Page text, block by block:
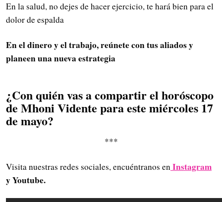
En la salud, no dejes de hacer ejercicio, te hará bien para el
dolor de espalda
En el dinero y el trabajo, reúnete con tus aliados y
planeen una nueva estrategia
¿Con quién vas a compartir el horóscopo
de Mhoni Vidente para este miércoles 17
de mayo?
***
Visita nuestras redes sociales, encuéntranos enInstagram
y Youtube.